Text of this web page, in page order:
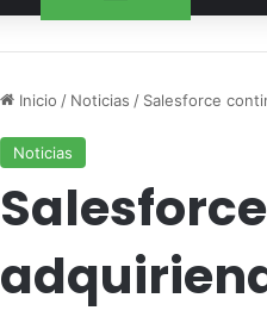
Inicio / Noticias / Salesforce
Noticias